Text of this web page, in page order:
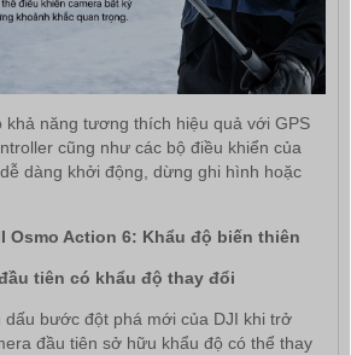
khả năng tương thích hiệu quả với GPS
cũng như các bộ điều khiển của
dàng khởi động, dừng ghi hình hoặc
Osmo Action 6: Khẩu độ biến thiên
tiên có khẩu độ thay đổi
dấu bước đột phá mới của DJI khi trở
đầu tiên sở hữu khẩu độ có thể thay